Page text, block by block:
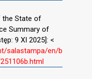
the State of
Summary of
9 XI 2025]: <
salastampa/en/b